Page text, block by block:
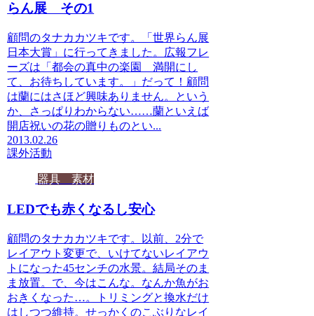
らん展 その1
顧問のタナカカツキです。「世界らん展
日本大賞」に行ってきました。広報フレ
ーズは「都会の真中の楽園 満開にし
て、お待ちしています。」だって！顧問
は蘭にはさほど興味ありません。という
か、さっぱりわからない……蘭といえば
開店祝いの花の贈りものとい...
2013.02.26
課外活動
器具 素材
LEDでも赤くなるし安心
顧問のタナカカツキです。以前、2分で
レイアウト変更で、いけてないレイアウ
トになった45センチの水景。結局そのま
ま放置。で、今はこんな。なんか魚がお
おきくなった…。トリミングと換水だけ
はしつつ維持。せっかくのこぶりなレイ